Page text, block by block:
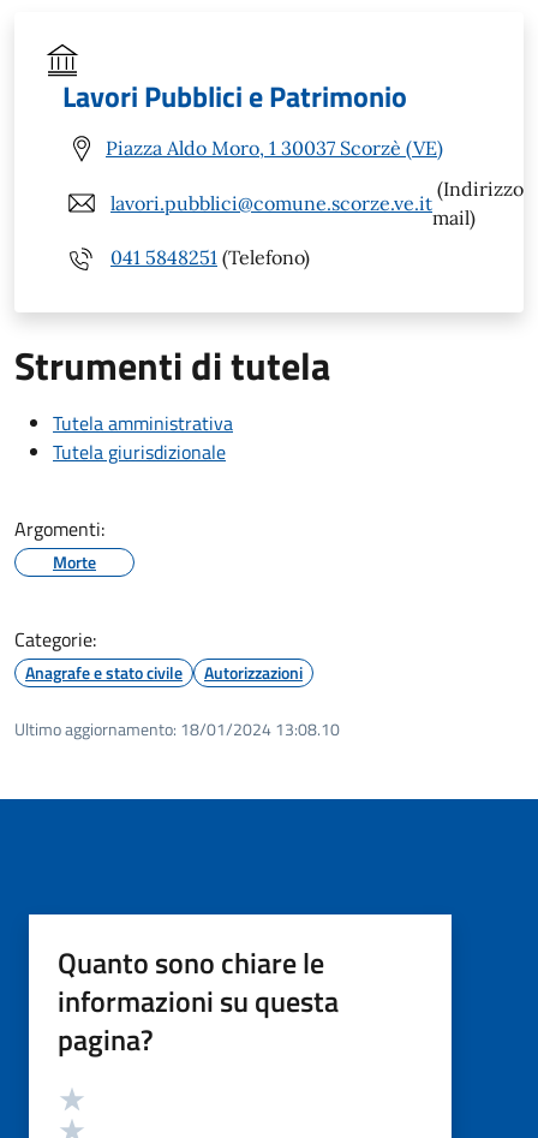
Lavori Pubblici e Patrimonio
Piazza Aldo Moro, 1 30037 Scorzè (VE)
lavori.pubblici@comune.scorze.ve.it
(Indirizzo
mail)
041 5848251 (Telefono)
Strumenti di tutela
Tutela amministrativa
Tutela giurisdizionale
Argomenti:
Morte
Categorie:
Anagrafe e stato civile Autorizzazioni
Ultimo aggiornamento: 18/01/2024 13:08.10
Quanto sono chiare le
informazioni su questa
pagina?
Valutazione